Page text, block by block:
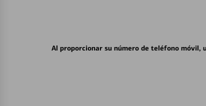
Al proporcionar su número de teléfono móvil,